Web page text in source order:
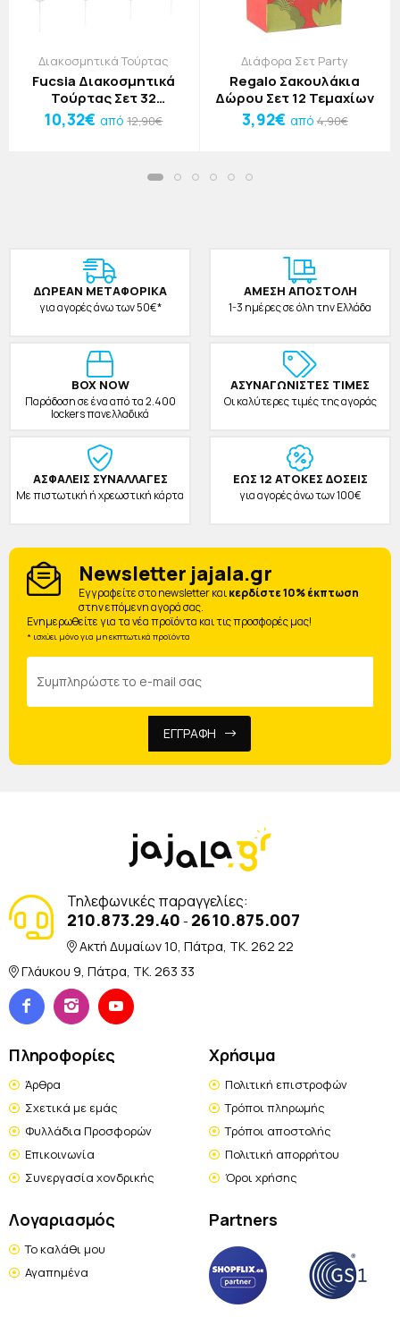
Διακοσμητικά Τούρτας
Fucsia Διακοσμητικά
Τούρτας Σετ 32
Τεμαχίων
10,32€ από12,90€
Διάφορα Σετ Party
Regalo Σακουλάκια
Δώρου Σετ 12 Τεμαχίων
3,92€ από 4,90€
ΔΩΡΕAΝ ΜΕΤΑΦΟΡΙΚΑ
για αγορές άνω των 50€*
ΑΜΕΣΗ ΑΠΟΣΤΟΛΗ
1-3 ημέρες σε όλη την Ελλάδα
BOX NOW
Παράδοση σε ένα από τα 2.400
lockers πανελλαδικά
ΑΣΥΝΑΓΩΝΙΣΤΕΣ ΤΙΜΕΣ
Οι καλύτερες τιμές της αγοράς
ΑΣΦΑΛΕΙΣ ΣΥΝΑΛΛΑΓΕΣ
Με πιστωτική ή χρεωστική κάρτα
ΕΩΣ 12 ΑΤΟΚΕΣ ΔΟΣΕΙΣ
για αγορές άνω των 100€
Newsletter jajala.gr
Eγγραφείτε στο newsletter καικερδίστε 10% έκπτωση
στην επόμενη αγορά σας.
Ενημερωθείτε για τα νέα προϊόντα και τις προσφορές μας!
* ισχύει μόνο για μη εκπτωτικά προϊόντα
ΕΓΓΡΑΦΗ
Τηλεφωνικές παραγγελίες:
210.873.29.40 - 2610.875.007
Ακτή Δυμαίων 10, Πάτρα, TK. 262 22
Γλάυκου 9, Πάτρα, TK. 263 33
Πληροφορίες
Άρθρα
Σχετικά με εμάς
Φυλλάδια Προσφορών
Επικοινωνία
Συνεργασία χονδρικής
Χρήσιμα
Πολιτική επιστροφών
Τρόποι πληρωμής
Τρόποι αποστολής
Πολιτική απορρήτου
Όροι χρήσης
Λογαριασμός
Το καλάθι μου
Αγαπημένα
Partners